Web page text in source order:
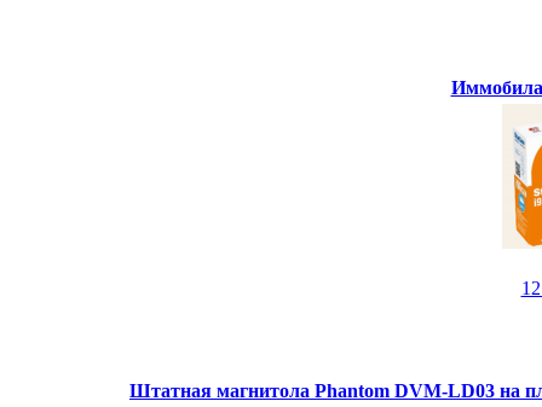
Штатная магнитола Phantom DVM-LD03 на